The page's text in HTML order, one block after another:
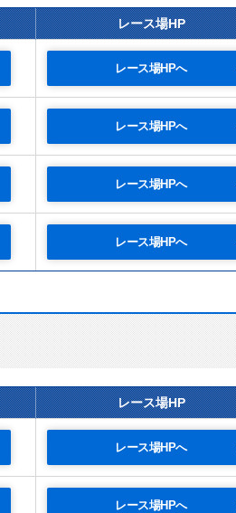
レース場HP
レース場HPへ
レース場HPへ
レース場HPへ
レース場HPへ
レース場HP
レース場HPへ
レース場HPへ